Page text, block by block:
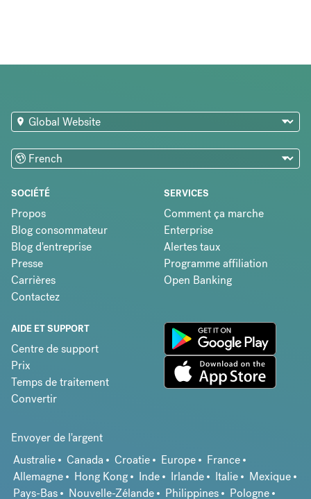
SOCIÉTÉ
Propos
Blog consommateur
Blog d'entreprise
Presse
Carrières
Contactez
SERVICES
Comment ça marche
Enterprise
Alertes taux
Programme affiliation
Open Banking
AIDE ET SUPPORT
Centre de support
Prix
Temps de traitement
Convertir
Envoyer de l'argent
Australie
Canada Croatie Europe
France
Allemagne
Hong Kong Inde Irlande Italie
Mexique
Pays-Bas
Nouvelle-Zélande Philippines
Pologne